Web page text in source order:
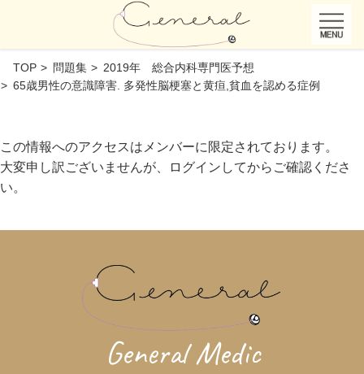
TOP 問題集
2019年 総合内科専門医予想
65歳男性の意識障害. 多発性脳梗塞と黄疸,貧血を認める症例
この情報へのアクセスはメンバーに限定されております。
大変申し訳ございませんが、ログインしてからご確認くださ
い。
General Medic